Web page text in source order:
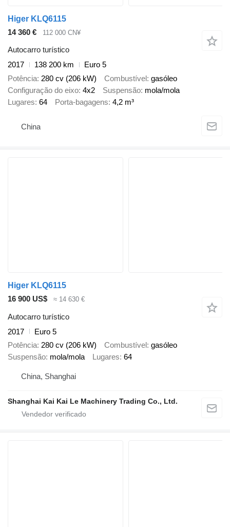
Higer KLQ6115
14 360 €
112 000 CN¥
Autocarro turístico
2017
138 200 km
Euro 5
Potência 280 cv (206 kW) Combustível gasóleo
Configuração do eixo 4x2 Suspensão mola/mola
Lugares 64 Porta-bagagens 4,2 m³
China
Higer KLQ6115
16 900 US$
≈ 14 630 €
Autocarro turístico
2017
Euro 5
Potência 280 cv (206 kW) Combustível gasóleo
Suspensão mola/mola Lugares 64
China, Shanghai
Shanghai Kai Kai Le Machinery Trading Co., Ltd.